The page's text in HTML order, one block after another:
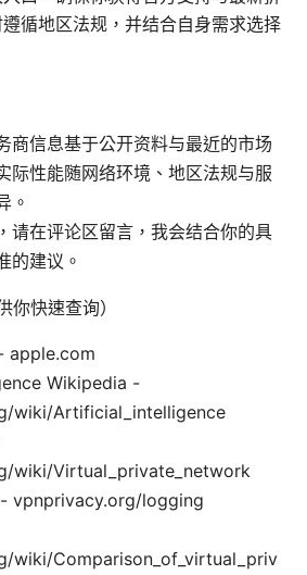
循地区法规，并结合自身需求选择
商信息基于公开资料与最近的市场
际性能随网络环境、地区法规与服
。
请在评论区留言，我会结合你的具
的建议。
你快速查询）
apple.com
Wikipedia -
wiki/Artificial_intelligence
wiki/Virtual_private_network
- vpnprivacy.org/logging
wiki/Comparison_of_virtual_priv